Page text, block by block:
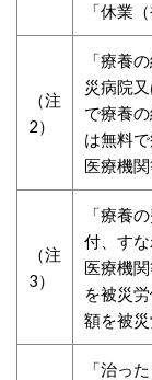
「休業
（注
2）
「療養
災病院
で療養
は無料
医療機関
（注
3）
「療養
付、す
医療機
を被災
額を被
「治っ